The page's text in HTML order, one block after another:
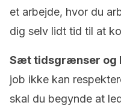
et arbejde, hvor du
dig selv lidt tid til at
Sæt tidsgrænser og
job ikke kan
skal du begynde at